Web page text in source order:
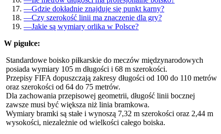
—Gdzie dokładnie znajduje się punkt karny?
—Czy szerokość linii ma znaczenie dla gry?
—Jakie są wymiary orlika w Polsce?
W pigułce:
Standardowe boisko piłkarskie do meczów międzynarodowych
posiada wymiary 105 m długości i 68 m szerokości.
Przepisy FIFA dopuszczają zakresy długości od 100 do 110 metrów
oraz szerokości od 64 do 75 metrów.
Dla zachowania przepisowej geometrii, długość linii bocznej
zawsze musi być większa niż linia bramkowa.
Wymiary bramki są stałe i wynoszą 7,32 m szerokości oraz 2,44 m
wysokości, niezależnie od wielkości całego boiska.